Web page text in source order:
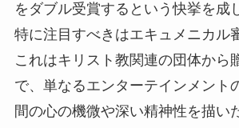
をダブル受賞するという快挙を成
特に注目すべきはエキュメニカル
これはキリスト教関連の団体から
で、単なるエンターテインメント
間の心の機微や深い精神性を描い